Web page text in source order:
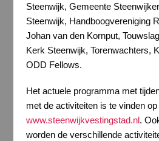
Steenwijk, Gemeente
Steenwijk, Handboogvereniging
Johan van den Kornput,
Kerk Steenwijk, Torenwachters,
ODD Fellows.
Het actuele programma met
met de activiteiten is te vinden op
www.steenwijkvestingstad.nl.
worden de verschillende